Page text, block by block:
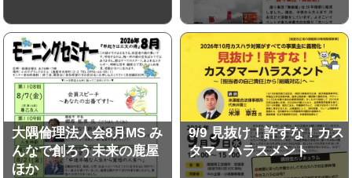
大隅倫理法人会8月MS み
んなで創ろう未来の鹿屋
ほか
9/9 見抜け！許すな！カス
タマーハラスメント